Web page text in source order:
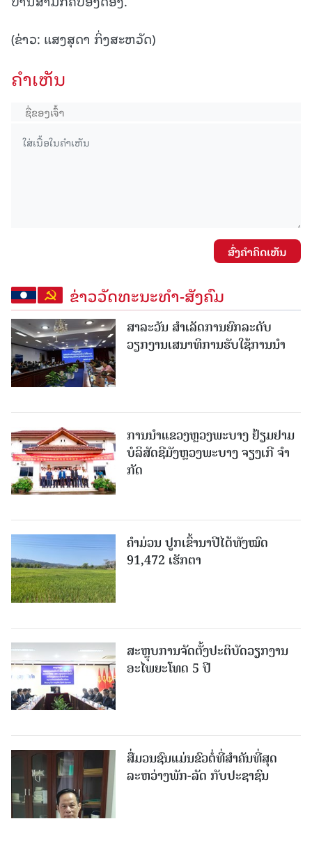
(ຂ່າວ: ແສງສຸດາ ກິ່ງສະຫວັດ)
ຄໍາເຫັນ
ສົ່ງຄໍາຄິດເຫັນ
ຂ່າວວັດທະນະທຳ-ສັງຄົມ
ສາລະວັນ ສໍາເລັດການຍົກລະດັບ
ວຽກງານເສນາທິການຮັບໃຊ້ການນໍາ
ການນຳແຂວງຫຼວງພະບາງ ຢ້ຽມ​ຢາມ
ບໍ​ລິ​ສັດຊີມັງຫຼວງພະບາງ ຈຽງເກີ ຈໍາ
ກັດ
ຄໍາມ່ວນ ປູກເຂົ້ານາປີໄດ້ທັງໝົດ
91,472 ເຮັກຕາ
ສະຫຼຸບການຈັດຕັ້ງປະຕິບັດວຽກງານ
ອະໄພຍະໂທດ 5 ປີ
ສື່ມວນຊົນແມ່ນຂົວຕໍ່ທີ່ສໍາຄັນທີ່ສຸດ
ລະຫວ່າງພັກ-ລັດ ກັບປະຊາຊົນ